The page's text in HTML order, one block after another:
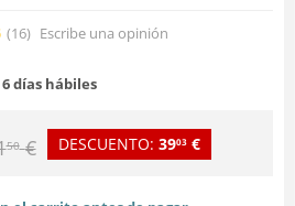
(16) Escribe una opinión
6 días hábiles
50 € DESCUENTO: 3903 €